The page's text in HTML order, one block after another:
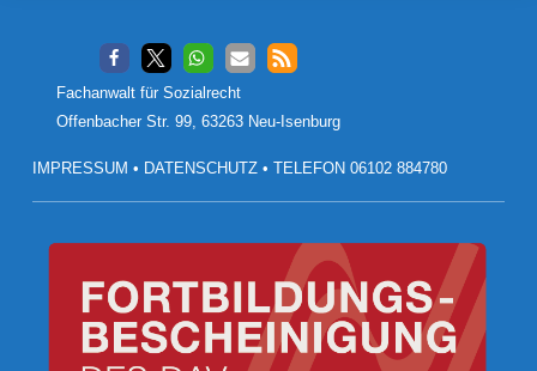
Footer
Fachanwalt für Sozialrecht
Offenbacher Str. 99, 63263 Neu-Isenburg
IMPRESSUM • DATENSCHUTZ• TELEFON 06102 884780